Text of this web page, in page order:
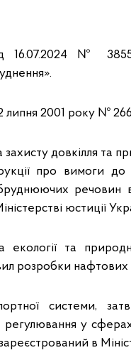
16.07.2024 №
липня 2001 року №
захисту довкілля та
про вимоги
речовин
юстиції
екології та
розробки нафтових
системи,
у
в